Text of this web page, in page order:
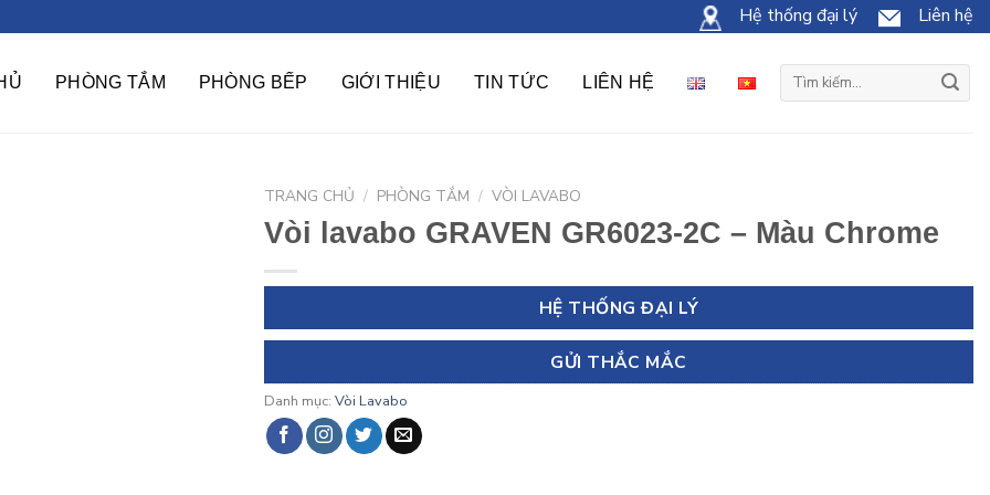
Hệ thống đại lý Liên hệ
PHÒNG TẮM PHÒNG BẾP GIỚI THIỆU TIN TỨC LIÊN HỆ
Tìm
TRANG CHỦ / PHÒNG TẮM / VÒI LAVABO
Vòi lavabo GRAVEN GR6023-2C – Màu Chrome
HỆ THỐNG ĐẠI LÝ
GỬI THẮC MẮC
Danh mục: Vòi Lavabo